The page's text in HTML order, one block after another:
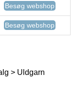
Besøg webshop
Besøg webshop
> Uldgarn